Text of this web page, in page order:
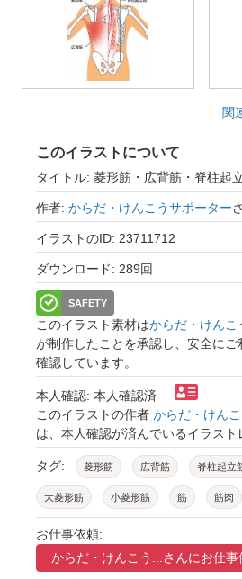
関
このイラストについて
タイトル: 菱形筋・広背筋・脊柱起
作者: からだ・けんこうサポーター
イラストのID: 23711712
ダウンロード: 289回
SAFETY
このイラスト素材はからだ・けんこ
が制作したことを承認し、安全に
確認しています。
本人確認: 本人確認済
このイラストの作者 からだ・けん
は、本人確認が済んでいるイラスト
タグ: 菱形筋 広背筋 脊柱起立
大菱形筋 小菱形筋 筋 筋肉
骨格筋
お仕事依頼:
からだ・けんこう...さんにお仕事